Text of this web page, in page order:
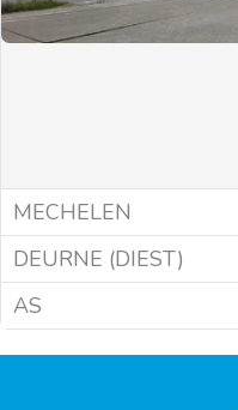
MECHELEN
DEURNE (DIEST)
AS